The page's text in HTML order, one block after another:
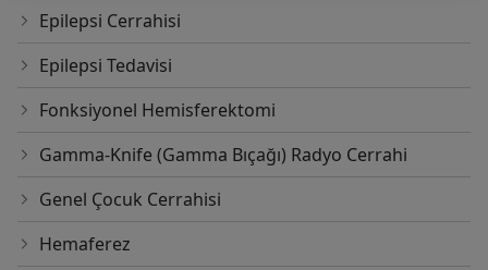
Epilepsi Cerrahisi
Epilepsi Tedavisi
Fonksiyonel Hemisferektomi
Gamma-Knife (Gamma Bıçağı) Radyo Cerrahi
Genel Çocuk Cerrahisi
Hemaferez